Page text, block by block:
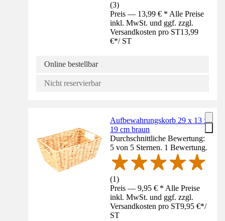
(3)
Preis — 13,99 € * Alle Preise
inkl. MwSt. und ggf. zzgl.
Versandkosten pro ST13,99
€*/ ST
Online bestellbar
Nicht reservierbar
Aufbewahrungskorb 29 x 13 x
19 cm braun
Durchschnittliche Bewertung:
5 von 5 Sternen. 1 Bewertung.
(1)
Preis — 9,95 € * Alle Preise
inkl. MwSt. und ggf. zzgl.
Versandkosten pro ST9,95 €*/
ST